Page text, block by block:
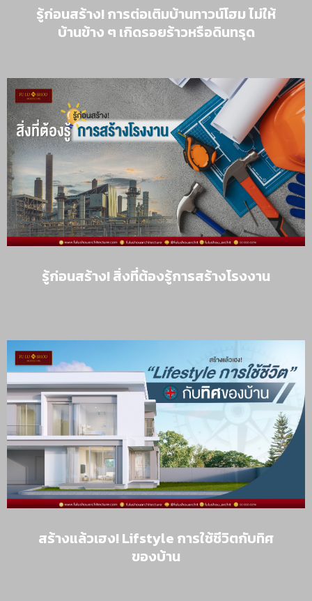
รู้ก่อนสร้าง! การต่อเติมบ้านทาวน์โฮม ไม่ให้
บ้านข้าง ๆ เกิดรอยร้าวหรือดินทรุด
รู้ก่อนสร้าง! สิ่งที่ต้องรู้การสร้างโรงงาน
สร้างแล้วเฮง! Lifstyle การใช้ชีวิตกับทิศ
ของบ้าน